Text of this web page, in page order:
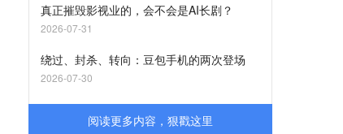
真正摧毁影视业的，会不会是AI长剧？
2026-07-31
绕过、封杀、转向：豆包手机的两次登场
2026-07-30
阅读更多内容，狠戳这里